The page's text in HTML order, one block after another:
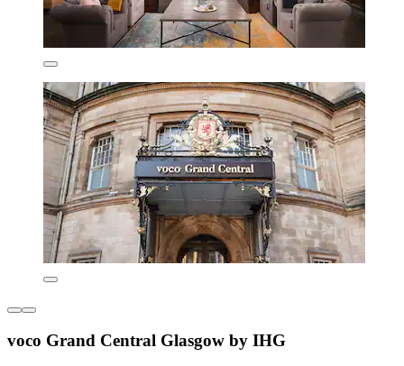
voco Grand Central Glasgow by IHG